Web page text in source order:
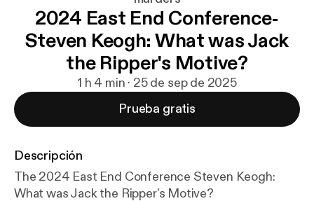
2024 East End Conference-
Steven Keogh: What was Jack
the Ripper's Motive?
1 h 4 min · 25 de sep de 2025
Prueba gratis
Descripción
The 2024 East End Conference Steven Keogh:
What was Jack the Ripper's Motive?